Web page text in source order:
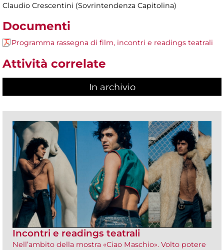
Claudio Crescentini (Sovrintendenza Capitolina)
Documenti
Programma rassegna di film, incontri e readings teatrali
Attività correlate
In archivio
Incontri e readings teatrali
Nell’ambito della mostra «Ciao Maschio». Volto potere